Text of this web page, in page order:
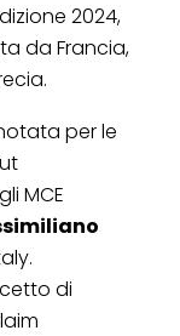
2024,
da Francia,
per le
MCE
di